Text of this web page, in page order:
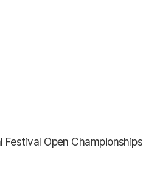
Festival Open Championships